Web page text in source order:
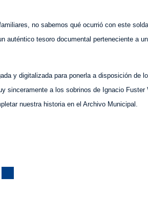
no sabemos qué ocurrió con este
auténtico tesoro documental perteneciente a
y digitalizada para ponerla a disposición de
sinceramente a los sobrinos de Ignacio
nuestra historia en el Archivo Municipal.